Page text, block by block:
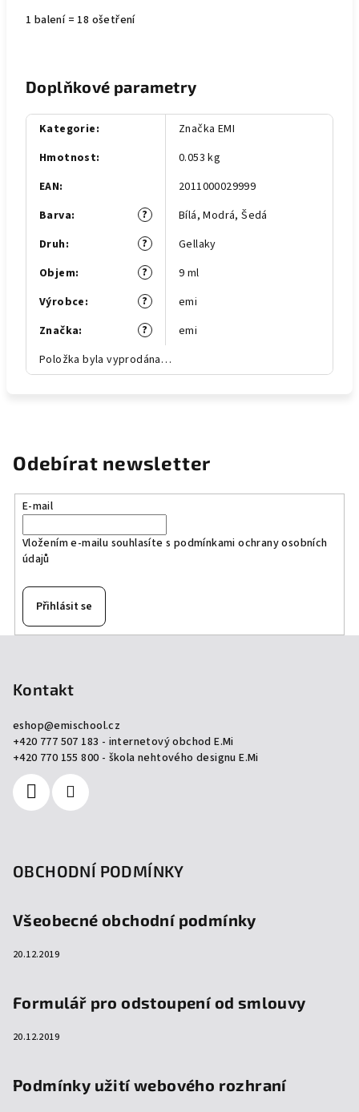
1 balení = 18 ošetření
Doplňkové parametry
Kategorie:
Značka EMI
Hmotnost:
0.053 kg
EAN:
2011000029999
?
Barva: Bílá,Modrá,Šedá
?
Druh:
Gellaky
?
Objem:
9 ml
?
Výrobce:
emi
?
Značka:
emi
Položka byla vyprodána…
Odebírat newsletter
E-mail
Vložením e-mailu souhlasíte s podmínkami ochrany osobních
údajů
Přihlásit se
Kontakt
eshop@emischool.cz
+420 777 507 183 - internetový obchod E.Mi
+420 770 155 800 - škola nehtového designu E.Mi
OBCHODNÍ PODMÍNKY
Všeobecné obchodní podmínky
20.12.2019
Formulář pro odstoupení od smlouvy
20.12.2019
Podmínky užití webového rozhraní